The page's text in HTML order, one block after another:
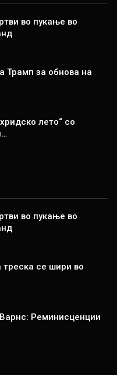
во пукање во
Трамп за обнова на
лето“ со
во пукање во
се шири во
Реминисценции